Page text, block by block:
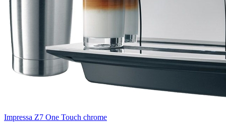
Impressa Z7 One Touch chrome